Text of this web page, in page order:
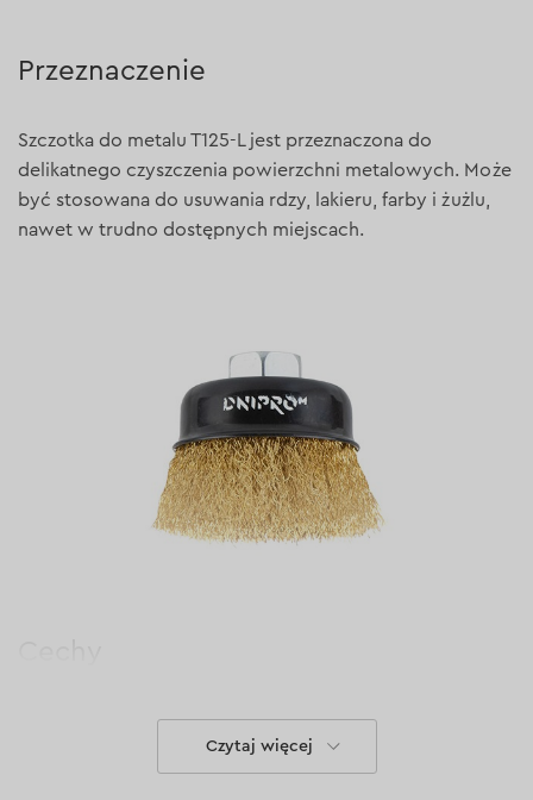
Przeznaczenie
Szczotka do metalu T125-L jest przeznaczona do
delikatnego czyszczenia powierzchni metalowych. Może
być stosowana do usuwania rdzy, lakieru, farby i żużlu,
nawet w trudno dostępnych miejscach.
Do produkcji użyto mosiądzu, który jest odporny
Równoważenie kontroli.
Czytaj więcej